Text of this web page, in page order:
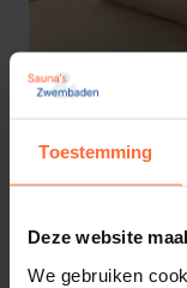
Toestemming
Deze website
We gebruiken